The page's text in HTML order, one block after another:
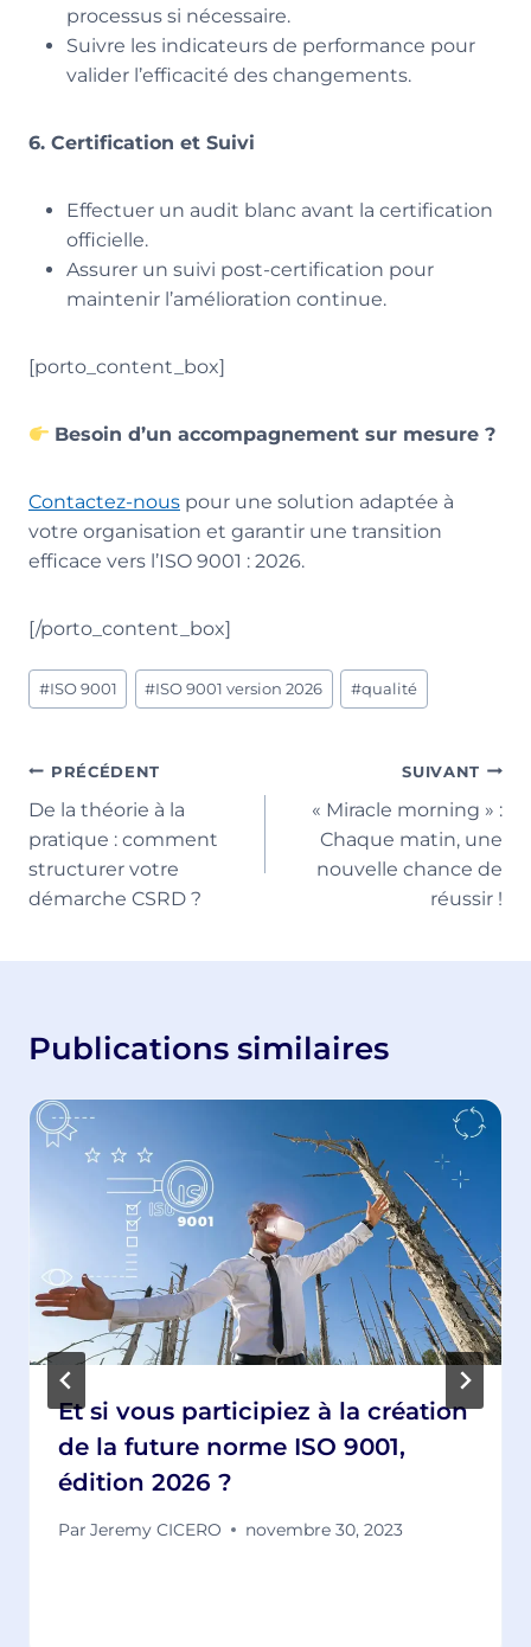
processus si nécessaire.
Suivre les indicateurs de performance pour
valider l’efficacité des changements.
6. Certification et Suivi
Effectuer un audit blanc avant la certification
officielle.
Assurer un suivi post-certification pour
maintenir l’amélioration continue.
[porto_content_box]
Besoin d’un accompagnement sur mesure ?
Contactez-nous pour une solution adaptée à
votre organisation et garantir une transition
efficace vers l’ISO 9001 : 2026.
[/porto_content_box]
Étiquettes
de
publication :
#ISO 9001 #ISO 9001 version 2026 #qualité
Navigation
de
l’article
PRÉCÉDENT
De la théorie à la
pratique : comment
structurer votre
démarche CSRD ?
SUIVANT
« Miracle morning » :
Chaque matin, une
nouvelle chance de
réussir !
Publications similaires
Et si vous participiez à la création
de la future norme ISO 9001,
édition 2026 ?
Par Jeremy CICERO novembre 30, 2023